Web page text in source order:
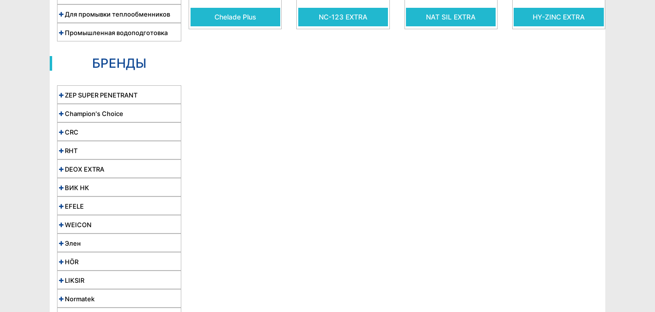
Для промывки теплообменников
Промышленная водоподготовка
БРЕНДЫ
ZEP SUPER PENETRANT
Champion's Choice
CRC
RHT
DEOX EXTRA
ВИК НК
EFELE
WEICON
Элен
HÖR
LIKSIR
Normatek
Chelade Plus NC-123 EXTRA NAT SIL EXTRA HY-ZINС EXTRA